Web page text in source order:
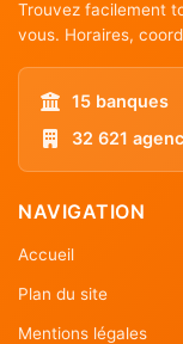
Trouvez facilement
vous. Horaires,
15 banques
32 621
NAVIGATION
Accueil
Plan du site
Mentions légales